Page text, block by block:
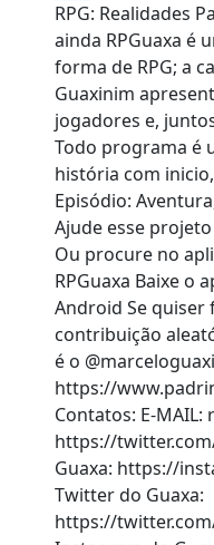
Share
RPG: Realidades
ainda RPGuaxa é
forma de RPG; a
Guaxinim
jogadores e,
Todo programa é
história com
Episódio:
Ajude esse
Ou procure no
RPGuaxa Baixe o
Android Se quiser
contribuição
é o
https://
Contatos: E-MAIL:
https://
Guaxa: https://
Twitter do Guaxa:
https://